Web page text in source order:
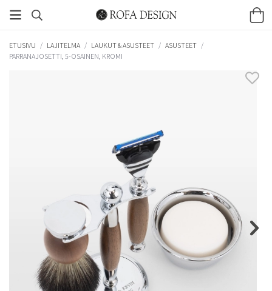
ETUSIVU / LAJITELMA / LAUKUT & ASUSTEET / ASUSTEET /
PARRANAJOSETTI, 5-OSAINEN, KROMI